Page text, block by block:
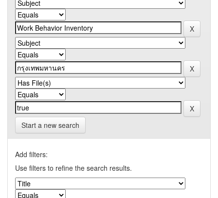
Start a new search
Add filters:
Use filters to refine the search results.